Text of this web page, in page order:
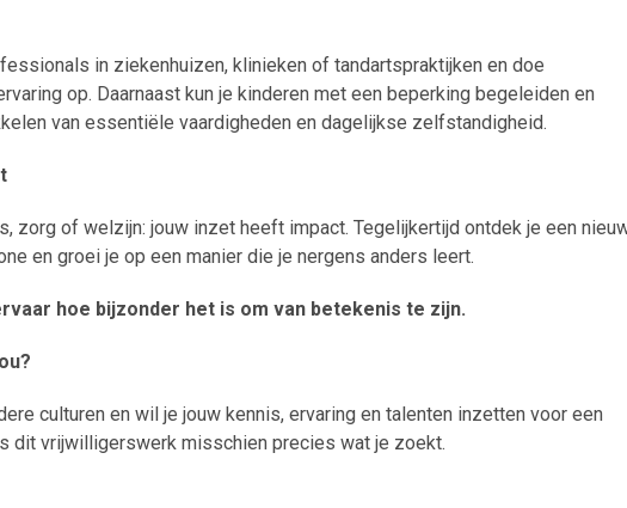
in ziekenhuizen, klinieken of tandartspraktijken en doe
op. Daarnaast kun je kinderen met een beperking begeleiden en
van essentiële vaardigheden en dagelijkse zelfstandigheid.
zorg of welzijn: jouw inzet heeft impact. Tegelijkertijd ontdek je een
en groei je op een manier die je nergens anders leert.
hoe bijzonder het is om van betekenis te zijn.
culturen en wil je jouw kennis, ervaring en talenten inzetten voor een
dit vrijwilligerswerk misschien precies wat je zoekt.